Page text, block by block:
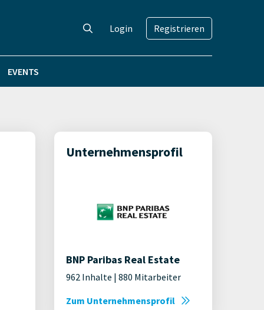
Login Registrieren
EVENTS
Unternehmensprofil
BNP Paribas Real Estate
962 Inhalte | 880 Mitarbeiter
Zum Unternehmensprofil